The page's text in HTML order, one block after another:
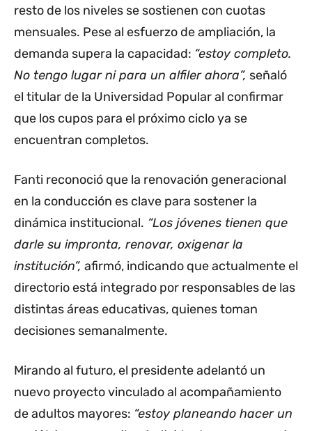
resto de los niveles se sostienen con cuotas
mensuales. Pese al esfuerzo de ampliación, la
demanda supera la capacidad: “estoy completo.
No tengo lugar ni para un alfiler ahora”, señaló
el titular de la Universidad Popular al confirmar
que los cupos para el próximo ciclo ya se
encuentran completos.
Fanti reconoció que la renovación generacional
en la conducción es clave para sostener la
dinámica institucional. “Los jóvenes tienen que
darle su impronta, renovar, oxigenar la
institución”, afirmó, indicando que actualmente el
directorio está integrado por responsables de las
distintas áreas educativas, quienes toman
decisiones semanalmente.
Mirando al futuro, el presidente adelantó un
nuevo proyecto vinculado al acompañamiento
de adultos mayores: “estoy planeando hacer un